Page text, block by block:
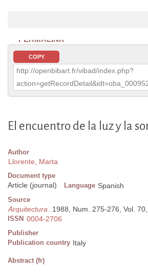
PERMALINK
COPY
http://openbibart.fr/vibad/index.php?
El encuentro de la luz y la
Author
Llorente, Marta
Document type
Article (journal) Language Spanish
Source
Arquitectura. 1988, Num. 275-276, Vol.
ISSN 0004-2706
Publisher
Publication country Italy
Abstract (fr)